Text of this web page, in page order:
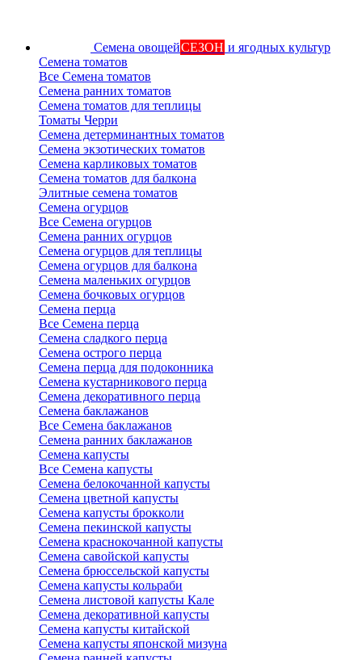
Семена овощейСЕЗОН и ягодных культур
Семена томатов
Все Семена томатов
Семена ранних томатов
Семена томатов для теплицы
Томаты Черри
Семена детерминантных томатов
Семена экзотических томатов
Семена карликовых томатов
Семена томатов для балкона
Элитные семена томатов
Семена огурцов
Все Семена огурцов
Семена ранних огурцов
Семена огурцов для теплицы
Семена огурцов для балкона
Семена маленьких огурцов
Семена бочковых огурцов
Семена перца
Все Семена перца
Семена сладкого перца
Семена острого перца
Семена перца для подоконника
Семена кустарникового перца
Семена декоративного перца
Семена баклажанов
Все Семена баклажанов
Семена ранних баклажанов
Семена капусты
Все Семена капусты
Семена белокочанной капусты
Семена цветной капусты
Семена капусты брокколи
Семена пекинской капусты
Семена краснокочанной капусты
Семена савойской капусты
Семена брюссельской капусты
Семена капусты кольраби
Семена листовой капусты Кале
Семена декоративной капусты
Семена капусты китайской
Семена капусты японской мизуна